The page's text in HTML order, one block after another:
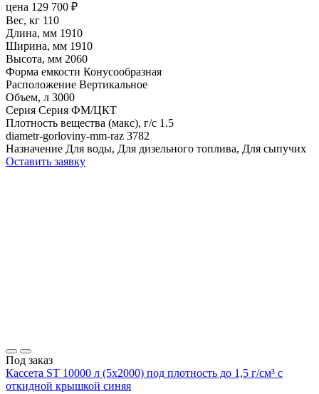
цена 129 700 ₽
Вес, кг 110
Длина, мм 1910
Ширина, мм 1910
Высота, мм 2060
Форма емкости Конусообразная
Расположение Вертикальное
Объем, л 3000
Серия Серия ФМ/ЦКТ
Плотность вещества (макс), г/с 1.5
diametr-gorloviny-mm-raz 3782
Назначение Для воды, Для дизельного топлива, Для сыпучих
Оставить заявку
Под заказ
Кассета ST 10000 л (5х2000) под плотность до 1,5 г/см³ с
откидной крышкой синяя